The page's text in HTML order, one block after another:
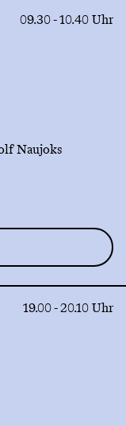
09.30 - 10.40 Uhr
Naujoks
19.00 - 20.10 Uhr